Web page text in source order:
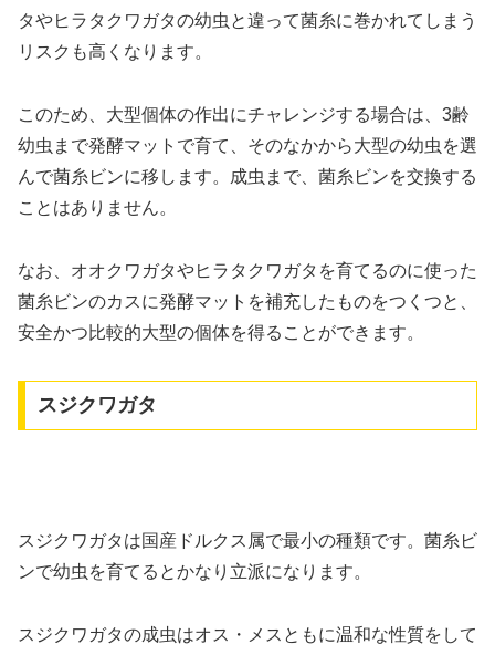
タやヒラタクワガタの幼虫と違って菌糸に巻かれてしまう
リスクも高くなります。
このため、大型個体の作出にチャレンジする場合は、3齢
幼虫まで発酵マットで育て、そのなかから大型の幼虫を選
んで菌糸ビンに移します。成虫まで、菌糸ビンを交換する
ことはありません。
なお、オオクワガタやヒラタクワガタを育てるのに使った
菌糸ビンのカスに発酵マットを補充したものをつくつと、
安全かつ比較的大型の個体を得ることができます。
スジクワガタ
スジクワガタは国産ドルクス属で最小の種類です。菌糸ビ
ンで幼虫を育てるとかなり立派になります。
スジクワガタの成虫はオス・メスともに温和な性質をして